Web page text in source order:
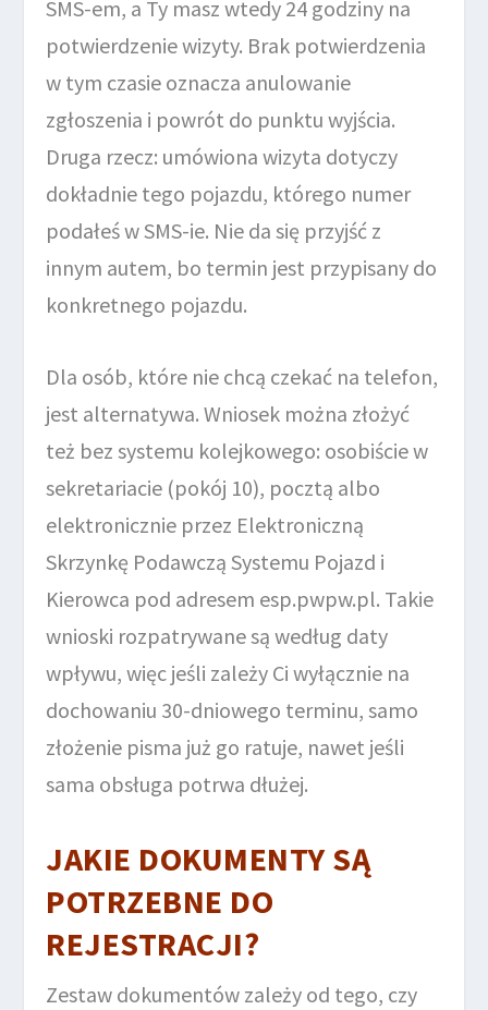
SMS-em, a Ty masz wtedy 24 godziny na
potwierdzenie wizyty. Brak potwierdzenia
w tym czasie oznacza anulowanie
zgłoszenia i powrót do punktu wyjścia.
Druga rzecz: umówiona wizyta dotyczy
dokładnie tego pojazdu, którego numer
podałeś w SMS-ie. Nie da się przyjść z
innym autem, bo termin jest przypisany do
konkretnego pojazdu.
Dla osób, które nie chcą czekać na telefon,
jest alternatywa. Wniosek można złożyć
też bez systemu kolejkowego: osobiście w
sekretariacie (pokój 10), pocztą albo
elektronicznie przez Elektroniczną
Skrzynkę Podawczą Systemu Pojazd i
Kierowca pod adresem esp.pwpw.pl. Takie
wnioski rozpatrywane są według daty
wpływu, więc jeśli zależy Ci wyłącznie na
dochowaniu 30-dniowego terminu, samo
złożenie pisma już go ratuje, nawet jeśli
sama obsługa potrwa dłużej.
JAKIE DOKUMENTY SĄ
POTRZEBNE DO
REJESTRACJI?
Zestaw dokumentów zależy od tego, czy